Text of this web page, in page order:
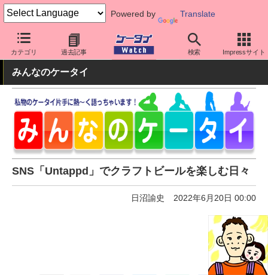
Powered by Translate
カテゴリ 過去記事 検索 Impressサイト
ケータイ Watch アプリ・サービス SNS
みんなのケータイ
SNS「Untappd」でクラフトビールを楽しむ日々
日沼諭史 2022年6月20日 00:00